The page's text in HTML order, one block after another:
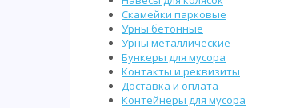
Скамейки парковые
Урны бетонные
Урны металлические
Бункеры для мусора
Контакты и реквизиты
Доставка и оплата
Контейнеры для мусора